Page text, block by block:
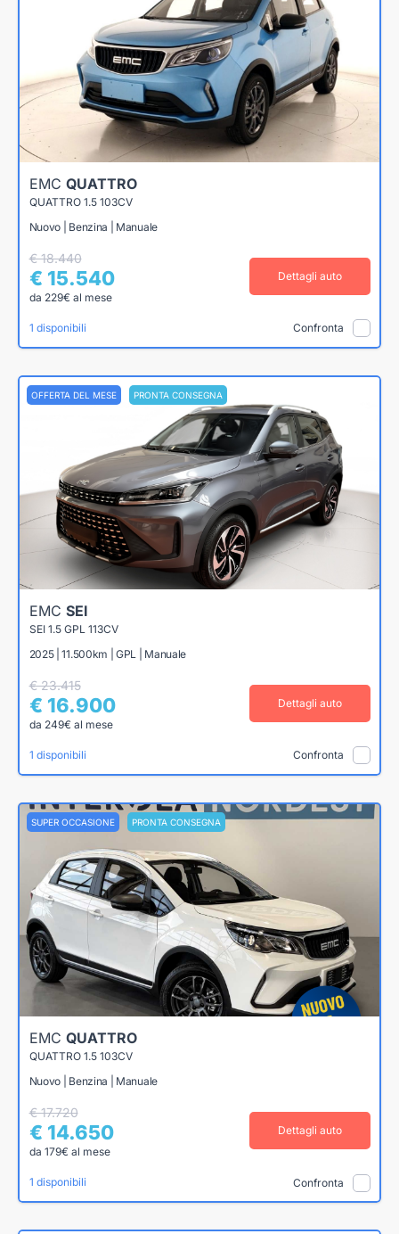
EMC QUATTRO
QUATTRO 1.5 103CV
Nuovo | Benzina | Manuale
€ 18.440
€ 15.540
da 229€ al mese
Dettagli auto
1 disponibili Confronta
OFFERTA DEL MESE PRONTA CONSEGNA
EMC SEI
SEI 1.5 GPL 113CV
2025 | 11.500km | GPL | Manuale
€ 23.415
€ 16.900
da 249€ al mese
Dettagli auto
1 disponibili Confronta
SUPER OCCASIONE PRONTA CONSEGNA
EMC QUATTRO
QUATTRO 1.5 103CV
Nuovo | Benzina | Manuale
€ 17.720
€ 14.650
da 179€ al mese
Dettagli auto
1 disponibili Confronta